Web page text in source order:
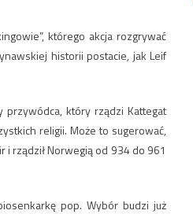
którego akcja rozgrywać
historii postacie, jak Leif
który rządzi Kattegat
religii. Może to sugerować,
i rządził Norwegią od 934 do 961
pop. Wybór budzi już